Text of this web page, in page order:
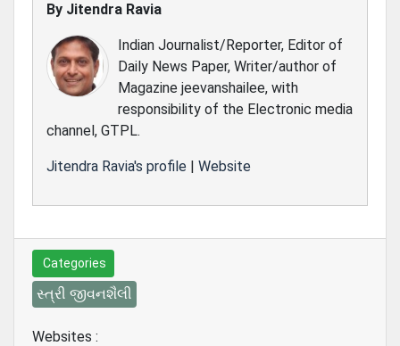
By Jitendra Ravia
Indian Journalist/Reporter, Editor of
Daily News Paper, Writer/author of
Magazine jeevanshailee, with
responsibility of the Electronic media
channel, GTPL.
Jitendra Ravia's profile | Website
Categories
સ્ત્રી જીવનશૈલી
Websites :